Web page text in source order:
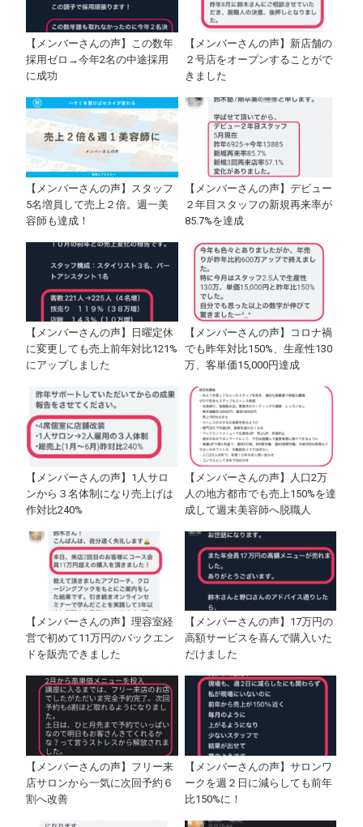
【メンバーさんの声】この数年
採用ゼロ→今年2名の中途採用
に成功
【メンバーさんの声】新店舗の
２号店をオープンすることがで
きました
【メンバーさんの声】スタッフ
5名増員して売上２倍。週一美
容師も達成！
【メンバーさんの声】デビュー
２年目スタッフの新規再来率が
85.7%を達成
【メンバーさんの声】日曜定休
に変更しても売上前年対比121%
にアップしました
【メンバーさんの声】コロナ禍
でも昨年対比150%、生産性130
万、客単価15,000円達成
【メンバーさんの声】1人サロ
ンから３名体制になり売上げは
作対比240%
【メンバーさんの声】人口2万
人の地方都市でも売上150%を達
成して週末美容師へ脱職人
【メンバーさんの声】理容室経
営で初めて11万円のバックエン
ドを販売できました
【メンバーさんの声】17万円の
高額サービスを喜んで購入いた
だけました
【メンバーさんの声】フリー来
店サロンから一気に次回予約６
割へ改善
【メンバーさんの声】サロンワ
ークを週２日に減らしても前年
比150%に！